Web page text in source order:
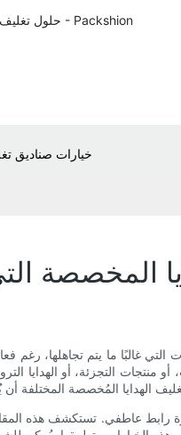
حلول تغليف الورق المصممة خصيصًا للعملاء في جميع أنحاء العالم منذ عام 1996 - Packshion
خيارات صناديق
المخصصة
ما يتم تجاهلها، رغم
التجزئة، أو الهدايا
رابط عاطفي. تستكشف هذه